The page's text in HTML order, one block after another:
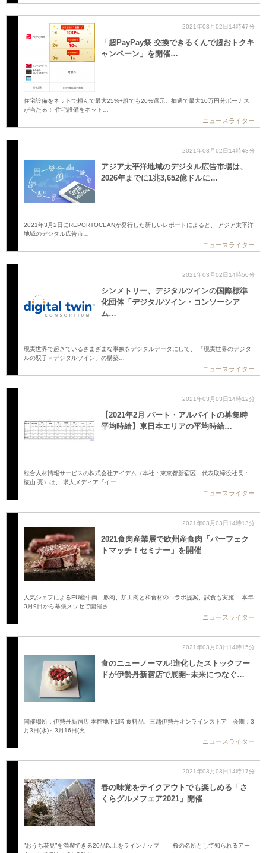
2021年03月02日14時47分
「超PayPay祭 交換できるくんで超おトクキ
ャンペーン」を開催…
住宅設備をネットで頼んで最大25%+誰でも20%還元。抽選で最大10万円分ボーナス
が当たる！ 住宅設備をネット…
ニュースライター
2021年03月02日14時48分
アジア太平洋地域のデジタル広告市場は、
2026年までに1兆3,652億ドルに…
2021年3月2日にREPORTOCEANが発行した新しいレポートによると、 アジア太平洋
地域のデジタル広告市…
ニュースライター
2021年03月02日14時50分
シンメトリー、デジタルツインの国際標準
化団体「デジタルツイン・コンソーシア
ム…
現実世界で起きているさまざまな事象をデジタルデータにして、 「現実世界のデジタ
ルの双子＝デジタルツイン」の構築…
ニュースライター
2021年03月03日14時12分
【2021年2月 パート・アルバイトの募集時
平均時給】東日本エリアの平均時給…
総合人材情報サービスの株式会社アイデム（本社：東京都新宿区 代表取締役社長：
椛山 亮）は、 求人メディア『イー…
ニュースライター
2021年03月03日14時13分
2021食肉産業展で欧州産食肉「パーフェク
トマッチ！セミナー」を開催
人気シェフによるEU産牛肉、豚肉、加工肉と和食材のコラボ提案、試食も実施 本年
3月9日から幕張メッセで開催さ…
ニュースライター
2021年03月03日14時15分
食のニューノーマル!進化したストックフー
ドが伊勢丹新宿店で展開~未来につなぐ…
開催場所：伊勢丹新宿店 本館地下1階 食料品、三越伊勢丹オンラインストア 会期：3
月3日(水)～3月16日(火…
ニュースライター
2021年03月03日14時17分
春の味覚をテイクアウトでも楽しめる「さ
くらグルメフェア2021」開催
”おうち花見”を満喫できる20品以上をラインナップ 桜の名所として知られるアー